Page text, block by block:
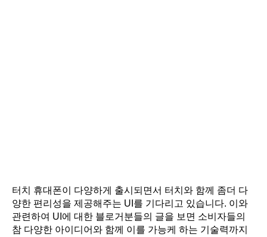
터치 휴대폰이 다양하게 출시되면서 터치와 함께 좀더 다
양한 편리성을 제공해주는 UI를 기다리고 있습니다. 이와
관련하여 UI에 대한 블로거분들의 글을 보면 소비자들의
참 다양한 아이디어와 함께 이를 가능케 하는 기술력까지